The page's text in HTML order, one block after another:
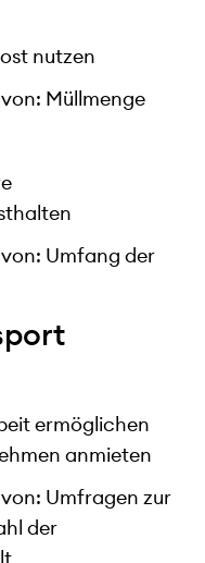
nutzen
Müllmenge
Umfang der
ermöglichen
anmieten
Umfragen zur
der